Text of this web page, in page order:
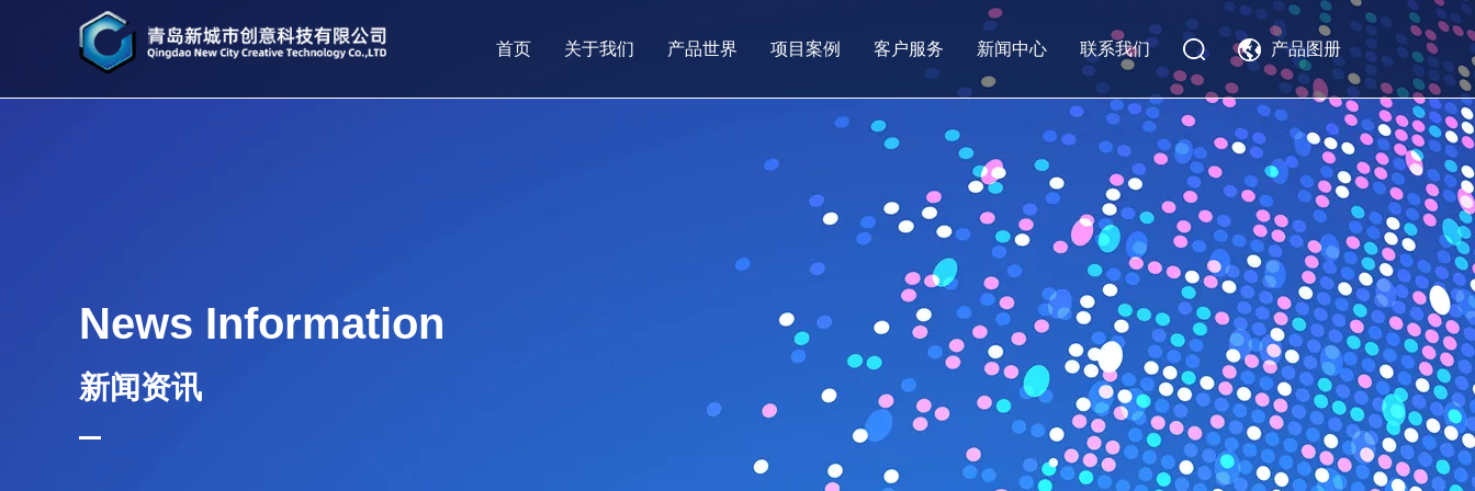
首页 关于我们 产品世界 项目案例 客户服务 新闻中心 联系我们 产品图册
News Information
新闻资讯